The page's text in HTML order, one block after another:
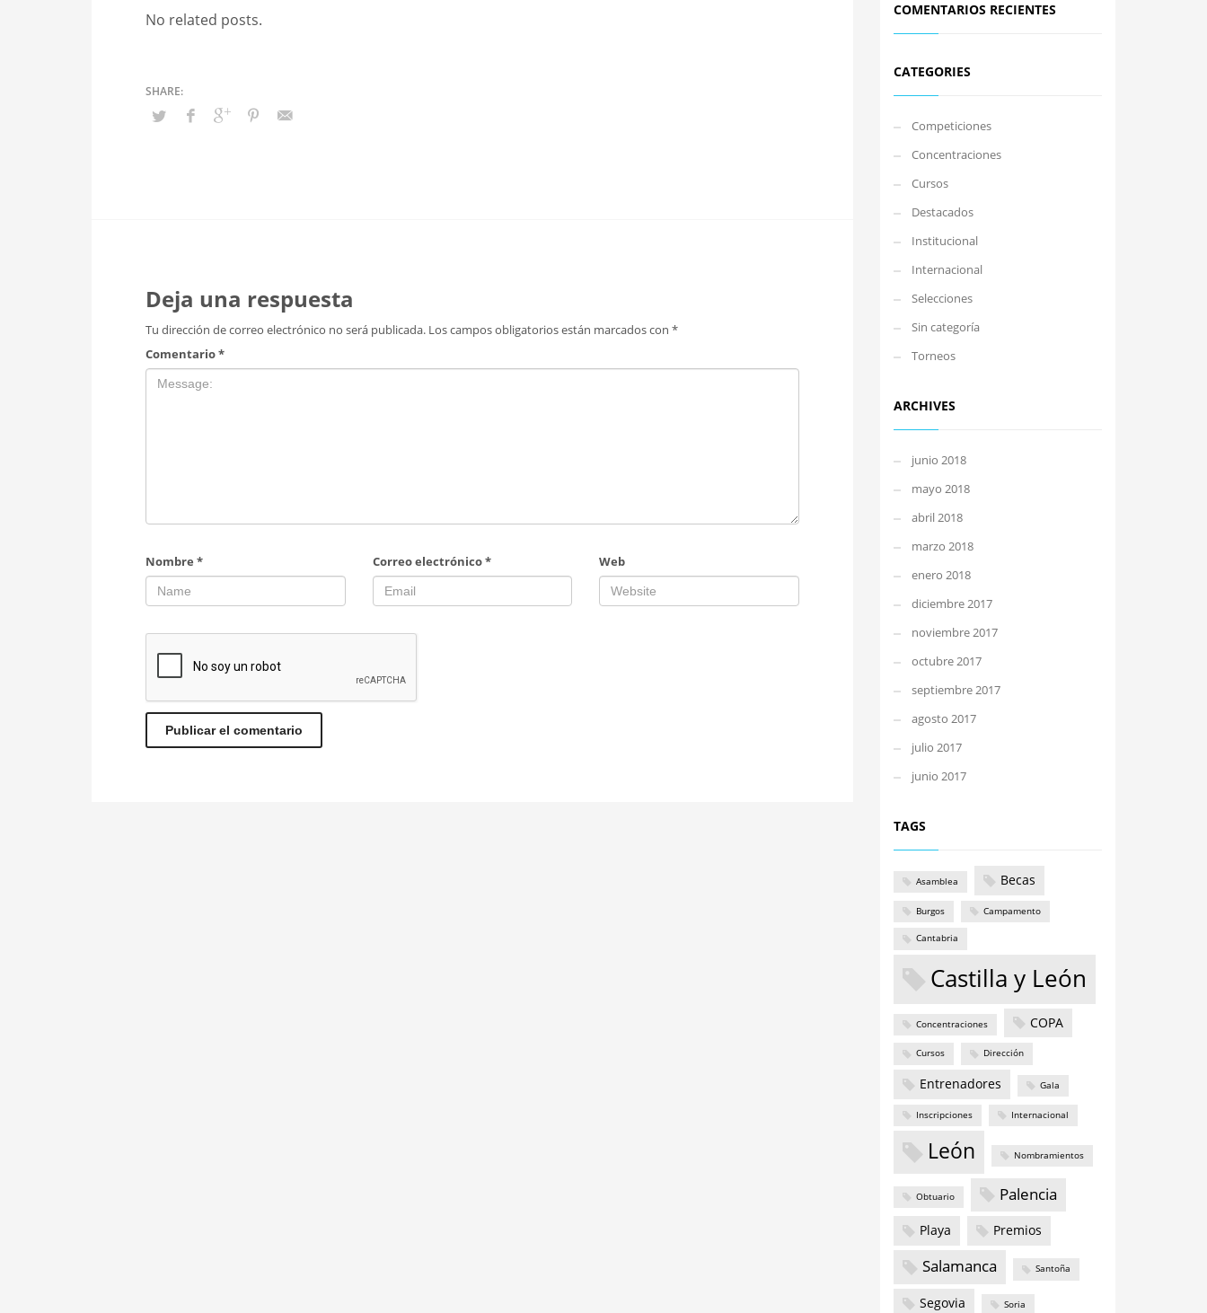
No related posts.
Deja una respuesta
Tu dirección de correo electrónico no será publicada. Los campos obligatorios están marcados con *
Comentario*
Nombre * Correo electrónico* Web
COMENTARIOS RECIENTES
CATEGORIES
Competiciones
Concentraciones
Cursos
Destacados
Institucional
Internacional
Selecciones
Sin categoría
Torneos
ARCHIVES
junio 2018
mayo 2018
abril 2018
marzo 2018
enero 2018
diciembre 2017
noviembre 2017
octubre 2017
septiembre 2017
agosto 2017
julio 2017
junio 2017
TAGS
Asamblea Becas
Burgos Campamento
Cantabria
Castilla y León
Concentraciones COPA
Cursos Dirección
Entrenadores Gala
Inscripciones Internacional
León Nombramientos
Obtuario Palencia
Playa Premios
Salamanca Santoña
Segovia Soria